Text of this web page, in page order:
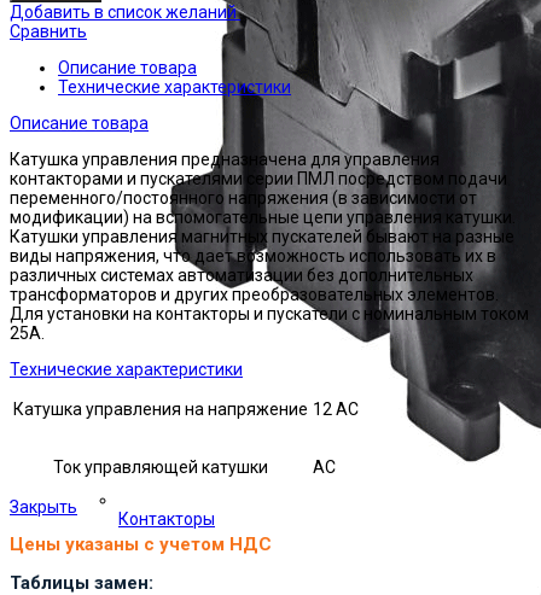
Контакторы
Добавить в список желаний
Сравнить
Описание товара
Технические характеристики
Описание товара
Катушка управления предназначена для управления
контакторами и пускателями серии ПМЛ посредством подачи
переменного/постоянного напряжения (в зависимости от
модификации) на вспомогательные цепи управления катушки.
Катушки управления магнитных пускателей бывают на разные
виды напряжения, что дает возможность использовать их в
различных системах автоматизации без дополнительных
трансформаторов и других преобразовательных элементов.
Для установки на контакторы и пускатели с номинальным током
25А.
Технические характеристики
Катушка управления на напряжение 12 AC
Ток управляющей катушки АС
Закрыть
Цены указаны с учетом НДС
Таблицы замен: